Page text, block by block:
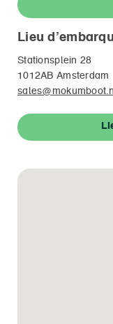
Lieu
Stationsplein 28
1012AB Amsterdam